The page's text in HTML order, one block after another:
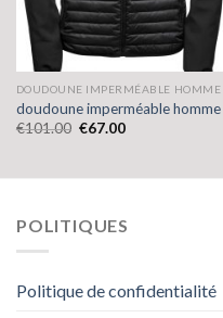
DOUDOUNE IMPERMÉABLE HOMME
doudoune imperméable homme
€101.00 €67.00
POLITIQUES
Politique de confidentialité